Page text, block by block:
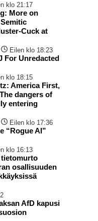
klo 21:17
More on
Cuck at
Eilen klo 18:23
For Unredacted
klo 18:15
America First,
dangers of
entering
Eilen klo 17:36
“Rogue AI”
klo 16:13
tietomurto
osallisuuden
AfD kapusi